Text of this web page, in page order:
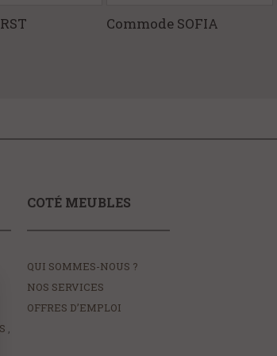
Commode SOFIA
COTÉ MEUBLES
QUI SOMMES-NOUS ?
NOS SERVICES
OFFRES D’EMPLOI